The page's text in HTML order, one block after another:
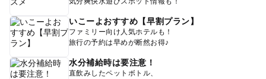
いこーよおすすめ【早割プラン】
ファミリー向け人気ホテルも！
旅行の予約は早めが断然お得♪
水分補給時は要注意！
直飲みしたペットボトル、